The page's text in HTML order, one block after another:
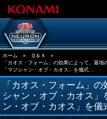
ホーム » Ｑ＆Ａ
»
「カオス・フォーム」の効果によって、墓
「マジシャン・オブ・カオス」を儀式 ...
「カオス・フォーム」
シャン・オブ・カオス」
ン・オブ・カオス」を儀